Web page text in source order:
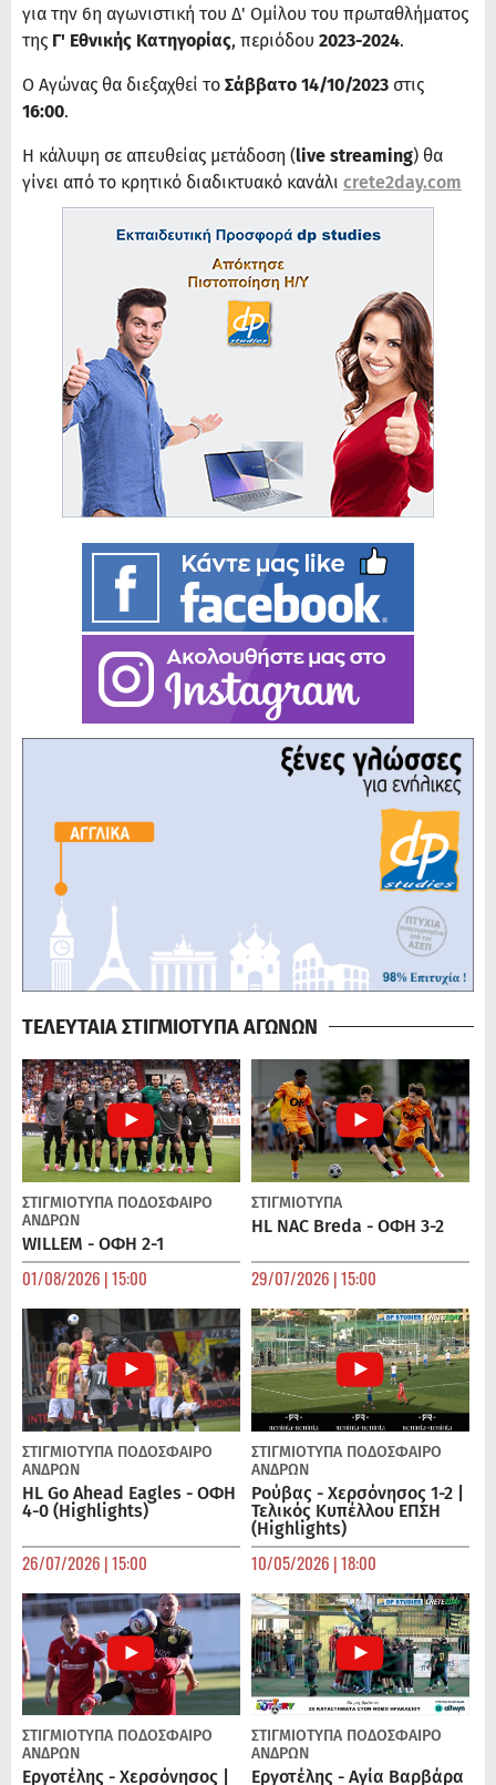
για την 6η αγωνιστική του Δ' Ομίλου του πρωταθλήματος
της Γ' Εθνικής Κατηγορίας, περιόδου 2023-2024.
Ο Αγώνας θα διεξαχθεί το Σάββατο 14/10/2023 στις
16:00.
Η κάλυψη σε απευθείας μετάδοση (live streaming) θα
γίνει από το κρητικό διαδικτυακό κανάλι crete2day.com
ΤΕΛΕΥΤΑΙΑ ΣΤΙΓΜΙΟΤΥΠΑ ΑΓΩΝΩΝ
ΣΤΙΓΜΙΟΤΥΠΑ ΠΟΔΌΣΦΑΙΡΟ
ΑΝΔΡΏΝ
WILLEM - ΟΦΗ 2-1
01/08/2026 | 15:00
ΣΤΙΓΜΙΟΤΥΠΑ
HL NAC Breda - ΟΦΗ 3-2
29/07/2026 | 15:00
ΣΤΙΓΜΙΟΤΥΠΑ ΠΟΔΌΣΦΑΙΡΟ
ΑΝΔΡΏΝ
HL Go Ahead Eagles - ΟΦΗ
4-0 (Highlights)
26/07/2026 | 15:00
ΣΤΙΓΜΙΟΤΥΠΑ ΠΟΔΌΣΦΑΙΡΟ
ΑΝΔΡΏΝ
Ρούβας - Χερσόνησος 1-2 |
Τελικός Κυπέλλου ΕΠΣΗ
(Highlights)
10/05/2026 | 18:00
ΣΤΙΓΜΙΟΤΥΠΑ ΠΟΔΌΣΦΑΙΡΟ
ΑΝΔΡΏΝ
Εργοτέλης - Χερσόνησος |
ΣΤΙΓΜΙΟΤΥΠΑ ΠΟΔΌΣΦΑΙΡΟ
ΑΝΔΡΏΝ
Εργοτέλης - Αγία Βαρβάρα